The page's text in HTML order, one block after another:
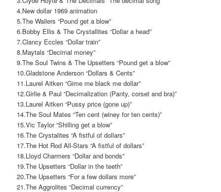
4.New dollar 1969 animation
5.The Wailers “Pound get a blow”
6.Bobby Ellis & The Crystallites “Dollar a head”
7.Clancy Eccles “Dollar train”
8.Maytals “Decimal money”
9.The Soul Twins & The Upsetters “Pound get a blow”
10.Gladstone Anderson “Dollars & Cents”
11.Laurel Aitken “Gime me black me dollar”
12.Girlie & Paul “Decimalization (Panty, corset and bra)”
13.Laurel Aitken “Pussy price (gone up)”
14.The Soul Mates “Ten cent (winey for ten cents)”
15.Vic Taylor “Shilling get a blow”
16.The Crystalites “A fistful of dollars”
17.The Hot Rod All-Stars “A fistful of dollars”
18.Lloyd Charmers “Dollar and bonds”
19.The Upsetters “Dollar in the teeth”
20.The Upsetters “For a few dollars more”
21.The Aggrolites “Decimal currency”